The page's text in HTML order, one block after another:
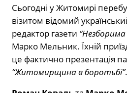
Сьогодні у Житомирі
візитом відомий
редактор газети “Незборима
Марко Мельник. Їхній
це фактично презентація
“Житомирщина в боротьбі”.